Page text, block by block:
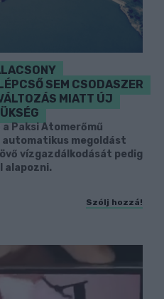
SEM CSODASZER
MIATT ÚJ
Paksi Atomerőmű
megoldást
vízgazdálkodását pedig
alapozni.
Szólj hozzá!